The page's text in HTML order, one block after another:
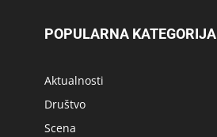
POPULARNA KATEGORIJA
Aktualnosti
Društvo
Scena